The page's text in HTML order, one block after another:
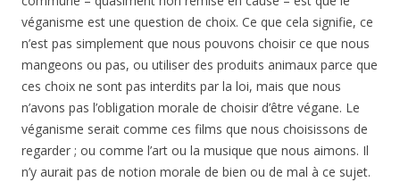
véganisme est une question de choix. Ce que cela signifie, ce
n’est pas simplement que nous pouvons choisir ce que nous
mangeons ou pas, ou utiliser des produits animaux parce que
ces choix ne sont pas interdits par la loi, mais que nous
n’avons pas l’obligation morale de choisir d’être végane. Le
véganisme serait comme ces films que nous choisissons de
regarder ; ou comme l’art ou la musique que nous aimons. Il
n’y aurait pas de notion morale de bien ou de mal à ce sujet.